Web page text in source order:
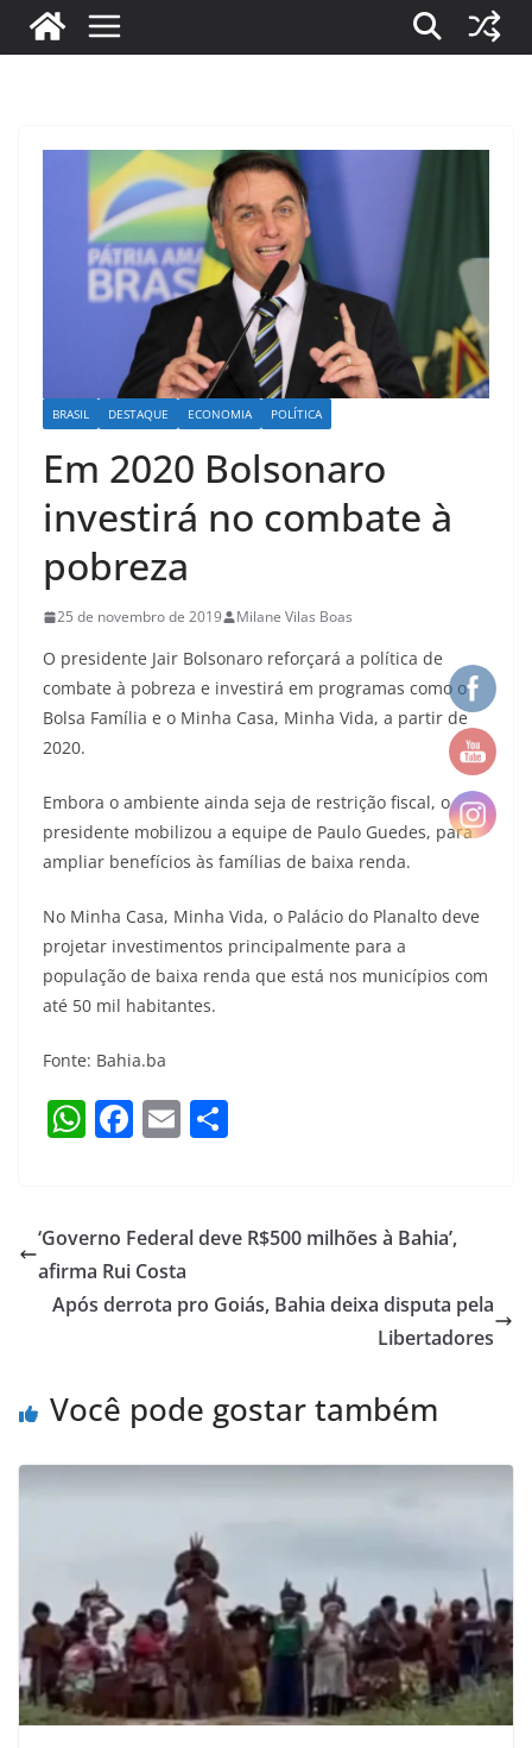
BRASIL DESTAQUE ECONOMIA POLÍTICA
Em 2020 Bolsonaro
investirá no combate à
pobreza
25 de novembro de 2019 Milane Vilas Boas
O presidente Jair Bolsonaro reforçará a política de
combate à pobreza e investirá em programas como o
Bolsa Família e o Minha Casa, Minha Vida, a partir de
2020.
Embora o ambiente ainda seja de restrição fiscal, o
presidente mobilizou a equipe de Paulo Guedes, para
ampliar benefícios às famílias de baixa renda.
No Minha Casa, Minha Vida, o Palácio do Planalto deve
projetar investimentos principalmente para a
população de baixa renda que está nos municípios com
até 50 mil habitantes.
Fonte: Bahia.ba
W
s
A
p
F
e
b
o
E
l e
‘Governo Federal deve R$500 milhões à Bahia’,
afirma Rui Costa
Após derrota pro Goiás, Bahia deixa disputa pela
Libertadores
Você pode gostar também